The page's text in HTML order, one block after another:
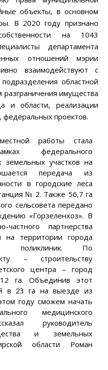
объекты, в основном
В 2020 году признано
на 1043
департамента
отношений мэрии
взаимодействуют с
областной
имущества
и области, реализации
федеральных проектов.
работы стала
федерального
земельных участков на
передача из
в городские леса
№ 2. Также 56,7 га
сельсовета передано
«Горзеленхоз». В
частного партнерства
на территории города
поликлиник. По
– строительству
центра – город
12 га. Объединив этот
в 23 га на выезде из
году сможем начать
медицинского
руководитель
и земельных
области Роман